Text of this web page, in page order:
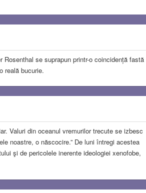
se suprapun printr-o coincidență fastă
reală bucurie.
Valuri din oceanul vremurilor trecute se izbesc
noastre, o născocire.” De luni întregi acestea
şi de pericolele inerente ideologiei xenofobe,